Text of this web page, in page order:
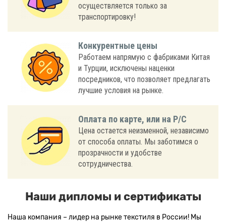
осуществляется только за
транспортировку!
Конкурентные цены
Работаем напрямую с фабриками Китая
и Турции, исключены наценки
посредников, что позволяет предлагать
лучшие условия на рынке.
Оплата по карте, или на Р/С
Цена остается неизменной, независимо
от способа оплаты. Мы заботимся о
прозрачности и удобстве
сотрудничества.
Наши дипломы и сертификаты
Наша компания – лидер на рынке текстиля в России! Мы